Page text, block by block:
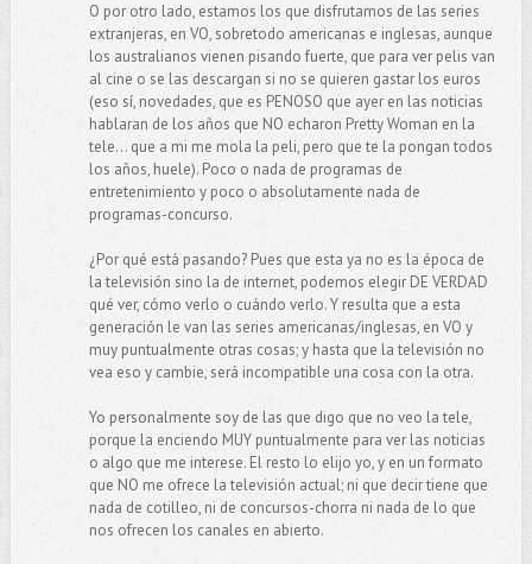
O por otro lado, estamos los que disfrutamos de las series
extranjeras, en VO, sobretodo americanas e inglesas, aunque
los australianos vienen pisando fuerte, que para ver pelis van
al cine o se las descargan si no se quieren gastar los euros
(eso sí, novedades, que es PENOSO que ayer en las noticias
hablaran de los años que NO echaron Pretty Woman en la
tele... que a mi me mola la peli, pero que te la pongan todos
los años, huele). Poco o nada de programas de
entretenimiento y poco o absolutamente nada de
programas-concurso.
¿Por qué está pasando? Pues que esta ya no es la época de
la televisión sino la de internet, podemos elegir DE VERDAD
qué ver, cómo verlo o cuándo verlo. Y resulta que a esta
generación le van las series americanas/inglesas, en VO y
muy puntualmente otras cosas; y hasta que la televisión no
vea eso y cambie, será incompatible una cosa con la otra.
Yo personalmente soy de las que digo que no veo la tele,
porque la enciendo MUY puntualmente para ver las noticias
o algo que me interese. El resto lo elijo yo, y en un formato
que NO me ofrece la televisión actual; ni que decir tiene que
nada de cotilleo, ni de concursos-chorra ni nada de lo que
nos ofrecen los canales en abierto.